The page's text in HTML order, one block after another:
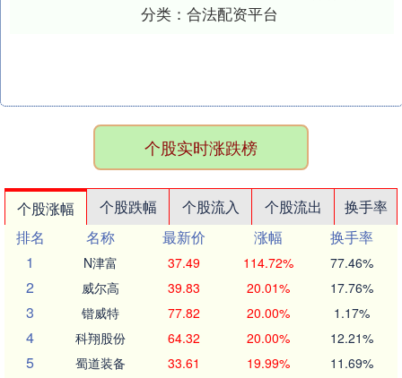
分类： 合法配资平台
个股实时涨跌榜
个股涨幅 个股跌幅 个股流入 个股流出
换手率
排名
名称 最新价 涨幅
换手率
1
N津富 37.49 114.72% 77.46%
2 威尔高 39.83 20.01% 17.76%
3 锴威特 77.82 20.00% 1.17%
4 科翔股份 64.32 20.00% 12.21%
5 蜀道装备 33.61 19.99% 11.69%